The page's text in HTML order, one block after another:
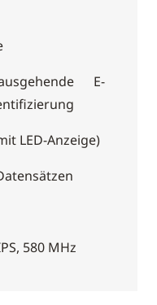
E-
LED-Anzeige)
580 MHz